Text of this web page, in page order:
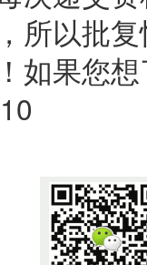
所以批
如果您